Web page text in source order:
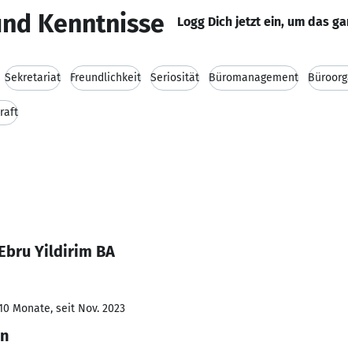
Kenntnisse Logg Dich jetzt ein, um das
Sekretariat Freundlichkeit Seriosität Büromanagement
Yildirim BA
Monate, seit Nov. 2023